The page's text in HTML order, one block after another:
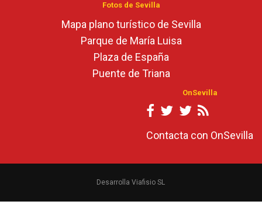
Fotos de Sevilla
Mapa plano turístico de Sevilla
Parque de María Luisa
Plaza de España
Puente de Triana
OnSevilla
Contacta con OnSevilla
Desarrolla Viafisio SL